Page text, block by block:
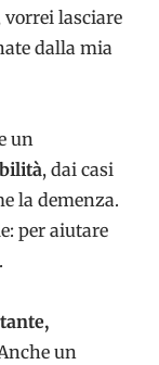
vorrei lasciare
dalla mia
un
, dai casi
la demenza.
per aiutare
un